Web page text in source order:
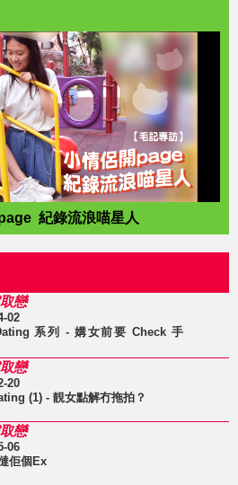
紀錄流浪喵星人
戀
02
系列 - 媾女前要 Check 手
戀
20
(1) - 靚女點解冇拖拍？
戀
06
佢個Ex